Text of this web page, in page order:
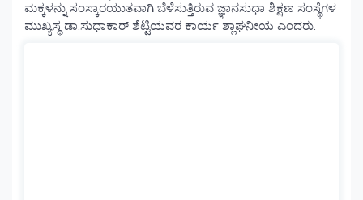
ಮಕ್ಕಳನ್ನು ಸಂಸ್ಕಾರಯುತವಾಗಿ ಬೆಳೆಸುತ್ತಿರುವ ಜ್ಞಾನಸುಧಾ ಶಿಕ್ಷಣ ಸಂಸ್ಥೆಗಳ
ಮುಖ್ಯಸ್ಥ ಡಾ.ಸುಧಾಕಾರ್ ಶೆಟ್ಟಿಯವರ ಕಾರ್ಯ ಶ್ಲಾಘನೀಯ ಎಂದರು.